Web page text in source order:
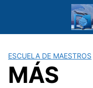
ESCUELA DE MAESTROS
MÁS